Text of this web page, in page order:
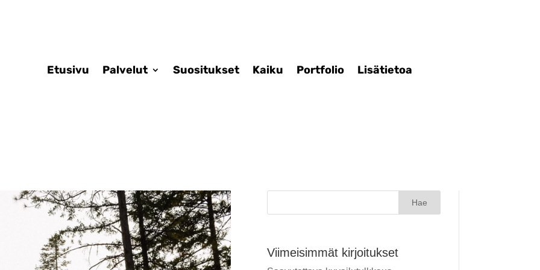
Etusivu Palvelut Suositukset Kaiku Portfolio Lisätietoa
Haku:
Viimeisimmät kirjoitukset